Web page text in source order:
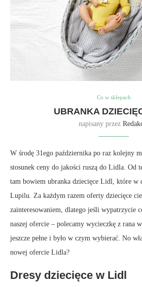
Co w sklepach
UBRANKA
napisany przez
W środę 31ego października po raz kolejny
stosunek ceny do jakości ruszą do Lidla. Od
tam bowiem ubranka dziecięce Lidl, które w
Lupilu. Za każdym razem oferty dziecięce
zainteresowaniem, dlatego jeśli wypatrzycie
naszej ofercie – polecamy wycieczkę z rana
jeszcze pełne i było w czym wybierać. No
nowej ofercie Lidla?
Dresy dziecięce w Lidl